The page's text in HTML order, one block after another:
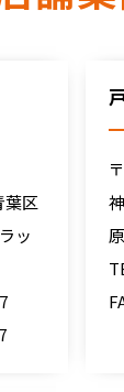
葉区
ッ